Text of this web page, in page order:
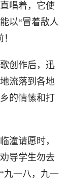
唱着，它使
以“冒着敌人
创作后，迅
流落到各地
的情愫和打
请愿时，
导学生勿去
九一八，九一